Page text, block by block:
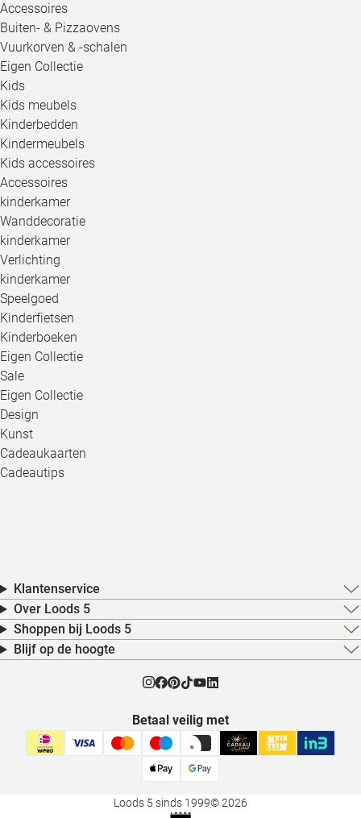
Accessoires
Buiten- & Pizzaovens
Vuurkorven & -schalen
Eigen Collectie
Kids
Kids meubels
Kinderbedden
Kindermeubels
Kids accessoires
Accessoires
kinderkamer
Wanddecoratie
kinderkamer
Verlichting
kinderkamer
Speelgoed
Kinderfietsen
Kinderboeken
Eigen Collectie
Sale
Eigen Collectie
Design
Kunst
Cadeaukaarten
Cadeautips
Klantenservice
Over Loods 5
Shoppen bij Loods 5
Blijf op de hoogte
Betaal veilig met
Loods 5 sinds 1999© 2026